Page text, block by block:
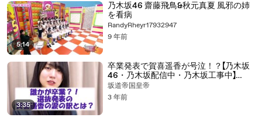
5:14
乃木坂46 齋藤飛鳥&秋元真夏 風邪の姉
を看病
RandyRheyr17932947
9 年前
3:35
卒業発表で賀喜遥香が号泣！？【乃木坂
46・乃木坂配信中・乃木坂工事中】
#2ch #nogizaka46 #乃木坂46 #賀喜
遥香
坂道帝国皇帝
3 年前